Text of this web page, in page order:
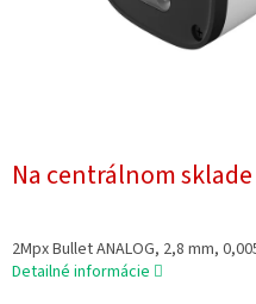
Na centrálnom sklade
2Mpx Bullet ANALOG, 2,8 mm,
Detailné informácie